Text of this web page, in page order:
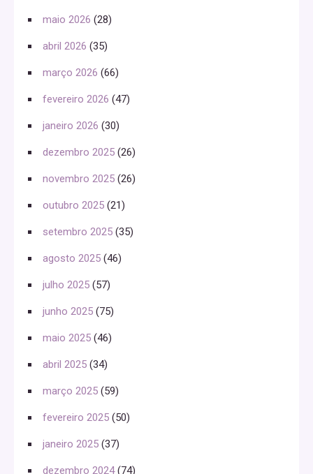
maio 2026 (28)
abril 2026 (35)
março 2026 (66)
fevereiro 2026 (47)
janeiro 2026 (30)
dezembro 2025 (26)
novembro 2025 (26)
outubro 2025 (21)
setembro 2025 (35)
agosto 2025 (46)
julho 2025 (57)
junho 2025 (75)
maio 2025 (46)
abril 2025 (34)
março 2025 (59)
fevereiro 2025 (50)
janeiro 2025 (37)
dezembro 2024(74)